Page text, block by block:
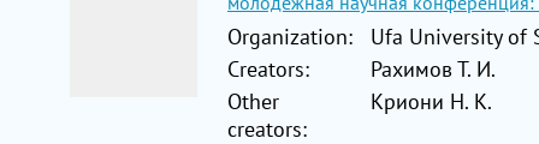
Organization:
Ufa University of
Creators:
Рахимов Т. И.
Other
creators:
Криони Н. К.